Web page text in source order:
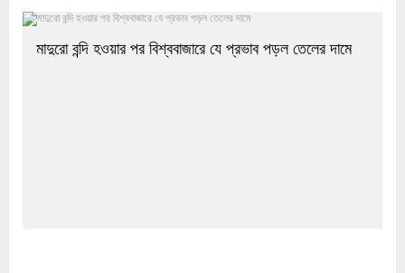
মাদুরো বন্দি হওয়ার পর বিশ্ববাজারে যে প্রভাব পড়ল তেলের দামে